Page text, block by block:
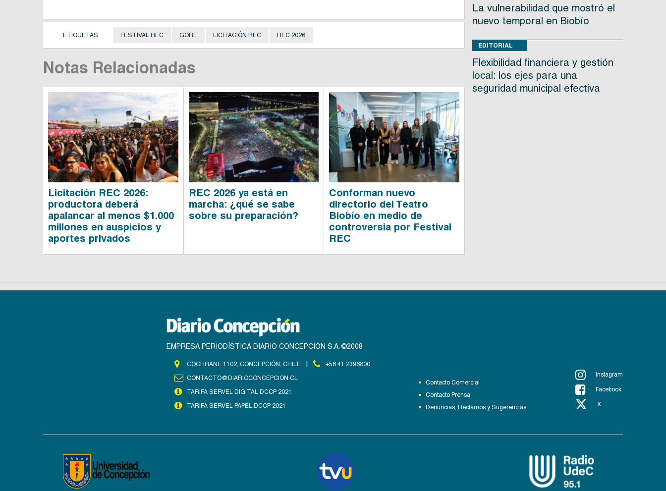
ETIQUETAS FESTIVAL REC GORE LICITACIÓN REC REC 2026
Notas Relacionadas
Licitación REC 2026:
productora deberá
apalancar al menos $1.000
millones en auspicios y
aportes privados
REC 2026 ya está en
marcha: ¿qué se sabe
sobre su preparación?
Conforman nuevo
directorio del Teatro
Biobío en medio de
controversia por Festival
REC
La vulnerabilidad que mostró el
nuevo temporal en Biobío
EDITORIAL
Flexibilidad financiera y gestión
local: los ejes para una
seguridad municipal efectiva
EMPRESA PERIODÍSTICA DIARIO CONCEPCIÓN S.A. ©2008
COCHRANE 1102, CONCEPCIÓN, CHILE
+56 41 2396800
CONTACTO@DIARIOCONCEPCION.CL
TARIFA SERVEL DIGITAL DCCP 2021
TARIFA SERVEL PAPEL DCCP 2021
Contacto Comercial
Contacto Prensa
Denuncias, Reclamos y Sugerencias
Instagram
Facebook
X